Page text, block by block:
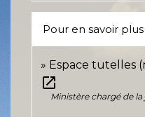
Pour en savoir plus
Espace tutelles
open_in_new
Ministère chargé de la